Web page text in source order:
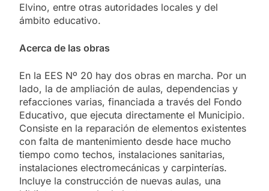
Elvino, entre otras autoridades locales y del
ámbito educativo.
Acerca de las obras
En la EES Nº 20 hay dos obras en marcha. Por un
lado, la de ampliación de aulas, dependencias y
refacciones varias, financiada a través del Fondo
Educativo, que ejecuta directamente el Municipio.
Consiste en la reparación de elementos existentes
con falta de mantenimiento desde hace mucho
tiempo como techos, instalaciones sanitarias,
instalaciones electromecánicas y carpinterías.
Incluye la construcción de nuevas aulas, una